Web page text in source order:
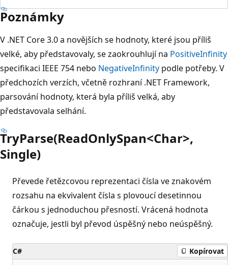
Poznámky
V .NET Core 3.0 a novějších se hodnoty, které jsou příliš
velké, aby představovaly, se zaokrouhlují na PositiveInfinity
specifikaci IEEE 754 nebo NegativeInfinity podle potřeby. V
předchozích verzích, včetně rozhraní .NET Framework,
parsování hodnoty, která byla příliš velká, aby
představovala selhání.
TryParse(ReadOnlySpan<Char>,
Single)
Převede řetězcovou reprezentaci čísla ve znakovém
rozsahu na ekvivalent čísla s plovoucí desetinnou
čárkou s jednoduchou přesností. Vrácená hodnota
označuje, jestli byl převod úspěšný nebo neúspěšný.
C# Kopírovat